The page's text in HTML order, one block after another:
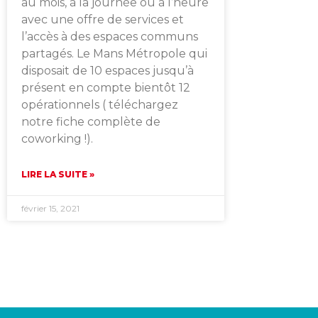
avec une offre de services et
l’accès à des espaces communs
partagés. Le Mans Métropole qui
disposait de 10 espaces jusqu’à
présent en compte bientôt 12
opérationnels ( téléchargez
notre fiche complète de
coworking !).
LIRE LA SUITE »
février 15, 2021